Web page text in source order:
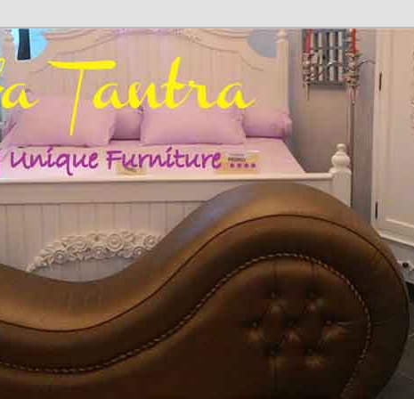
TANTRA | SOFA SANTAI |
| KURSI SANTAI | SOFA
| Sofa Sex | Kursi Cinta | Hub: 08233 100 4433